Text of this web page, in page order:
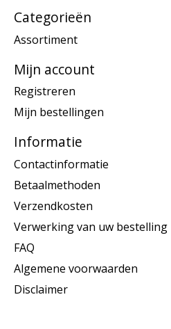
Categorieën
Assortiment
Mijn account
Registreren
Mijn bestellingen
Informatie
Contactinformatie
Betaalmethoden
Verzendkosten
Verwerking van uw bestelling
FAQ
Algemene voorwaarden
Disclaimer